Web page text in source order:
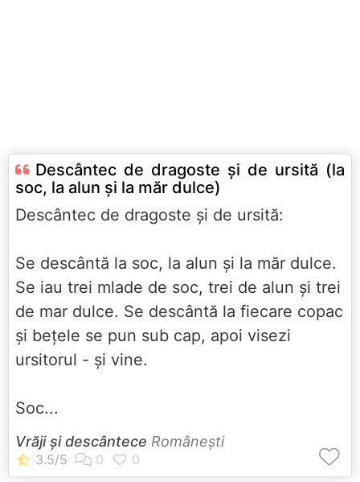
Descântec de dragoste și de ursită (la
soc, la alun și la măr dulce)
Descântec de dragoste și de ursită:
Se descântă la soc, la alun și la măr dulce.
Se iau trei mlade de soc, trei de alun și trei
de mar dulce. Se descântă la fiecare copac
și bețele se pun sub cap, apoi visezi
ursitorul - și vine.
Soc...
Vrăji și descântece Româneşti